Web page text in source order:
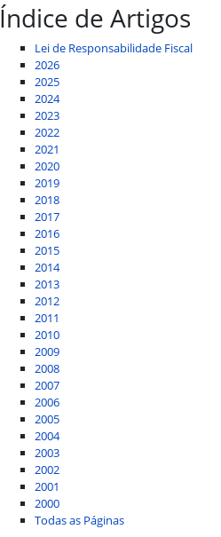
Índice de Artigos
Lei de Responsabilidade Fiscal
2026
2025
2024
2023
2022
2021
2020
2019
2018
2017
2016
2015
2014
2013
2012
2011
2010
2009
2008
2007
2006
2005
2004
2003
2002
2001
2000
Todas as Páginas